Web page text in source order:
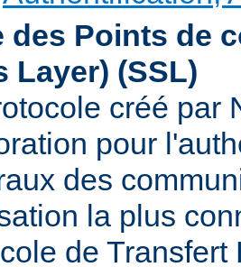
des Points de
Layer) (SSL)
créé par
pour
des
la plus
de